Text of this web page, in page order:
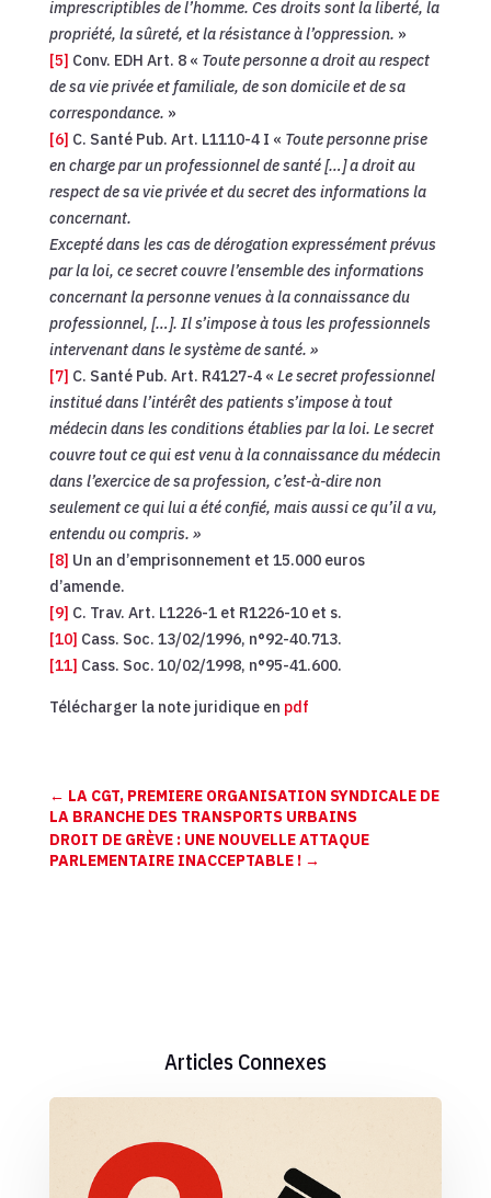
imprescriptibles de l’homme. Ces droits sont la liberté, la
propriété, la sûreté, et la résistance à l’oppression. »
[5] Conv. EDH Art. 8 « Toute personne a droit au respect
de sa vie privée et familiale, de son domicile et de sa
correspondance. »
[6] C. Santé Pub. Art. L1110-4 I « Toute personne prise
en charge par un professionnel de santé […] a droit au
respect de sa vie privée et du secret des informations la
concernant.
Excepté dans les cas de dérogation expressément prévus
par la loi, ce secret couvre l’ensemble des informations
concernant la personne venues à la connaissance du
professionnel, […]. Il s’impose à tous les professionnels
intervenant dans le système de santé. »
[7] C. Santé Pub. Art. R4127-4 « Le secret professionnel
institué dans l’intérêt des patients s’impose à tout
médecin dans les conditions établies par la loi. Le secret
couvre tout ce qui est venu à la connaissance du médecin
dans l’exercice de sa profession, c’est-à-dire non
seulement ce qui lui a été confié, mais aussi ce qu’il a vu,
entendu ou compris. »
[8] Un an d’emprisonnement et 15.000 euros
d’amende.
[9] C. Trav. Art. L1226-1 et R1226-10 et s.
[10] Cass. Soc. 13/02/1996, n°92-40.713.
[11] Cass. Soc. 10/02/1998, n°95-41.600.
Télécharger la note juridique en pdf
← LA CGT, PREMIERE ORGANISATION SYNDICALE DE
LA BRANCHE DES TRANSPORTS URBAINS
DROIT DE GRÈVE : UNE NOUVELLE ATTAQUE
PARLEMENTAIRE INACCEPTABLE !→
Articles Connexes